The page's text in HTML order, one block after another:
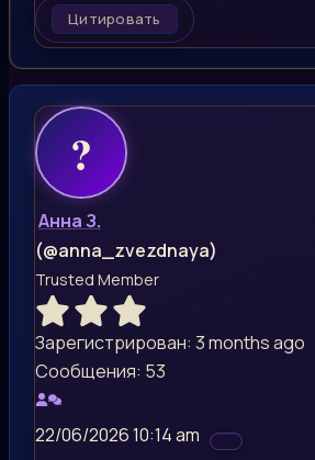
Цитировать
Анна З.
(@anna_zvezdnaya)
Trusted Member
Зарегистрирован: 3 months ago
Сообщения: 53
22/06/2026 10:14 am